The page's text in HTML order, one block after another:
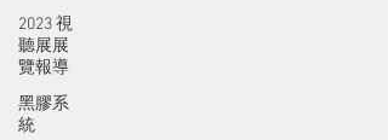
2023 視
聽展展
覽報導
黑膠系
統